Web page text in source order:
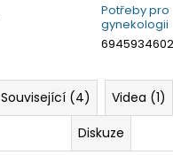
Potřeby pro
gynekologii
Související (4) Videa (1)
Diskuze